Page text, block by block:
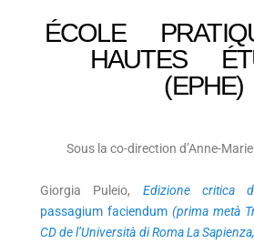
ÉCOLE
HAUTES
(EPHE)
Sous la co-direction d’Anne-
Giorgia Puleio, Edizione critica
passagium faciendum(prima metà
CD de l’Università di Roma La